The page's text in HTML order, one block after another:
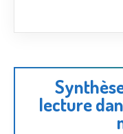
lecture